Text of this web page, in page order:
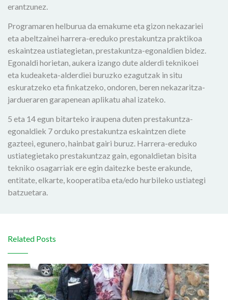
erantzunez.
Programaren helburua da emakume eta gizon nekazariei
eta abeltzainei harrera-ereduko prestakuntza praktikoa
eskaintzea ustiategietan, prestakuntza-egonaldien bidez.
Egonaldi horietan, aukera izango dute alderdi teknikoei
eta kudeaketa-alderdiei buruzko ezagutzak in situ
eskuratzeko eta finkatzeko, ondoren, beren nekazaritza-
jardueraren garapenean aplikatu ahal izateko.
5 eta 14 egun bitarteko iraupena duten prestakuntza-
egonaldiek 7 orduko prestakuntza eskaintzen diete
gazteei, egunero, hainbat gairi buruz. Harrera-ereduko
ustiategietako prestakuntzaz gain, egonaldietan bisita
tekniko osagarriak ere egin daitezke beste erakunde,
entitate, elkarte, kooperatiba eta/edo hurbileko ustiategi
batzuetara.
Related Posts